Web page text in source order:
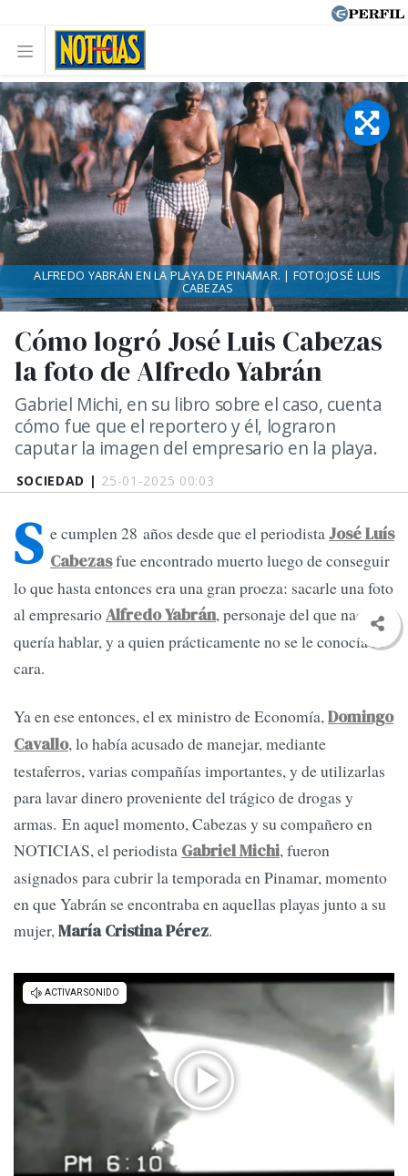
SOCIEDAD | 25-01-2025 00:03
Cómo logró José Luis Cabezas
la foto de Alfredo Yabrán
Gabriel Michi, en su libro sobre el caso, cuenta
cómo fue que el reportero y él, lograron
caputar la imagen del empresario en la playa.
ALFREDO YABRÁN EN LA PLAYA DE PINAMAR. | FOTO:JOSÉ LUIS
CABEZAS
S e cumplen 28 años desde que el periodistaJosé Luís
Cabezasfue encontrado muerto luego de conseguir
lo que hasta entonces era una gran proeza: sacarle una foto
al empresarioAlfredo Yabrán, personaje del que nadie
quería hablar, y a quien prácticamente no se le conocía la
cara.
Ya en ese entonces, el ex ministro de Economía,Domingo
Cavallo, lo había acusado de manejar, mediante
testaferros, varias compañías importantes, y de utilizarlas
para lavar dinero proveniente del trágico de drogas y
armas. En aquel momento, Cabezas y su compañero en
NOTICIAS, el periodista Gabriel Michi, fueron
asignados para cubrir la temporada en Pinamar, momento
en que Yabrán se encontraba en aquellas playas junto a su
mujer,María Cristina Pérez.